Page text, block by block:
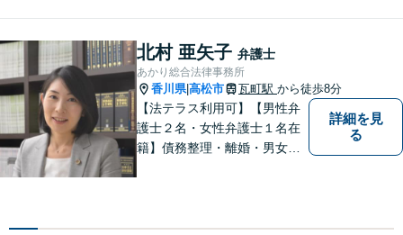
事件・交通事故・不動産問題
など幅広く対応。即日対応も
可能。まずはお気軽にご相談
ください。
北村 亜矢子 弁護士
あかり総合法律事務所
香川県|高松市 瓦町駅 から徒歩8分
【法テラス利用可】【男性弁
護士２名・女性弁護士１名在
籍】債務整理・離婚・男女問
明を心がけています。早期解
詳細を見
る